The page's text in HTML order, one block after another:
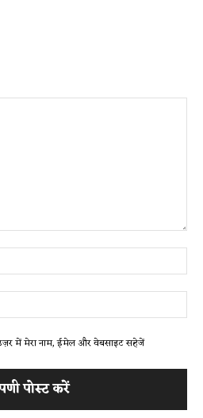
में मेरा नाम, ईमेल और वेबसाइट सहेजें